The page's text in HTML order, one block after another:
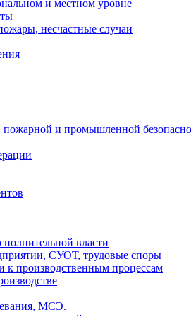
и местном уровне
несчастные случаи
пожарной и промышленной
власти
СУОТ, трудовые споры
к производственным процессам
МСЭ.